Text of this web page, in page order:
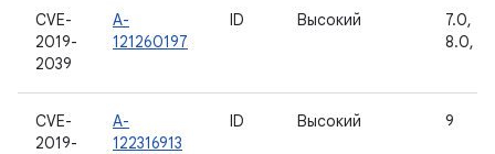
CVE-
2019-
2039
A-
121260197
ID Высокий
7.0,
8.0,
CVE-
2019-
A-
122316913
ID Высокий 9